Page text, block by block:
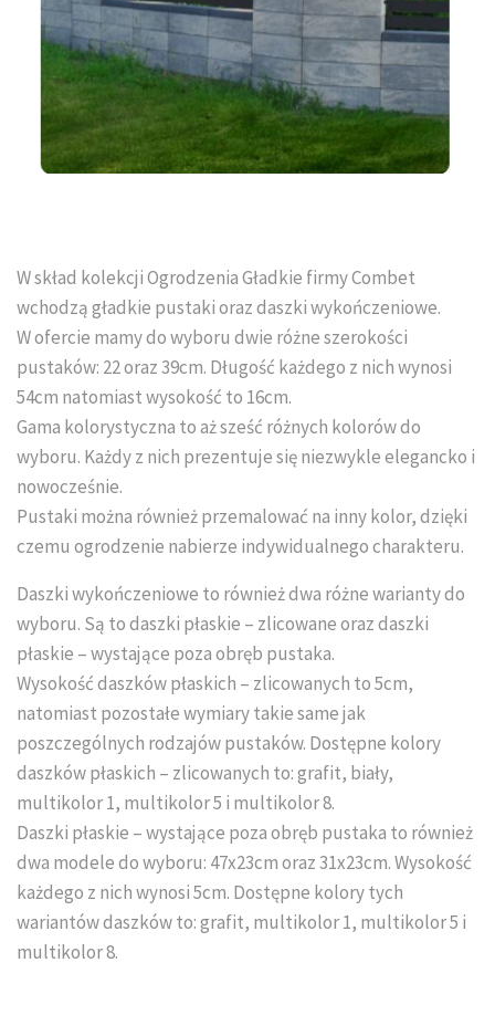
Combet Śląsk
Tral-Słupex Śląsk
BRUK SA Śląsk
KOST-BET Śląsk
DREWBET Śląsk
Goliat Gres Śląsk
KONTAKT
O FIRMIE
Układanie kostki brukowej
W skład kolekcji Ogrodzenia Gładkie firmy Combet
wchodzą gładkie pustaki oraz daszki wykończeniowe.
W ofercie mamy do wyboru dwie różne szerokości
pustaków: 22 oraz 39cm. Długość każdego z nich wynosi
54cm natomiast wysokość to 16cm.
Gama kolorystyczna to aż sześć różnych kolorów do
wyboru. Każdy z nich prezentuje się niezwykle elegancko i
nowocześnie.
Pustaki można również przemalować na inny kolor, dzięki
czemu ogrodzenie nabierze indywidualnego charakteru.
Daszki wykończeniowe to również dwa różne warianty do
wyboru. Są to daszki płaskie – zlicowane oraz daszki
płaskie – wystające poza obręb pustaka.
Wysokość daszków płaskich – zlicowanych to 5cm,
natomiast pozostałe wymiary takie same jak
poszczególnych rodzajów pustaków. Dostępne kolory
daszków płaskich – zlicowanych to: grafit, biały,
multikolor 1, multikolor 5 i multikolor 8.
Daszki płaskie – wystające poza obręb pustaka to również
dwa modele do wyboru: 47x23cm oraz 31x23cm. Wysokość
każdego z nich wynosi 5cm. Dostępne kolory tych
wariantów daszków to: grafit, multikolor 1, multikolor 5 i
multikolor 8.